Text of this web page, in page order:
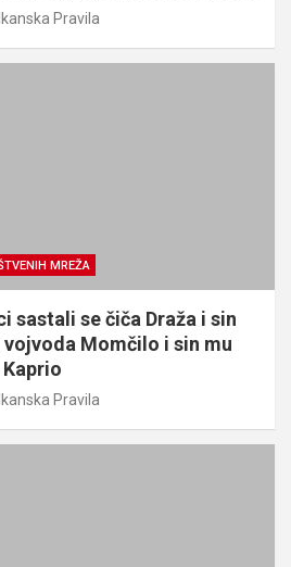
Pravila
MREŽA
sastali se čiča Draža i sin
Momčilo i sin mu
Pravila